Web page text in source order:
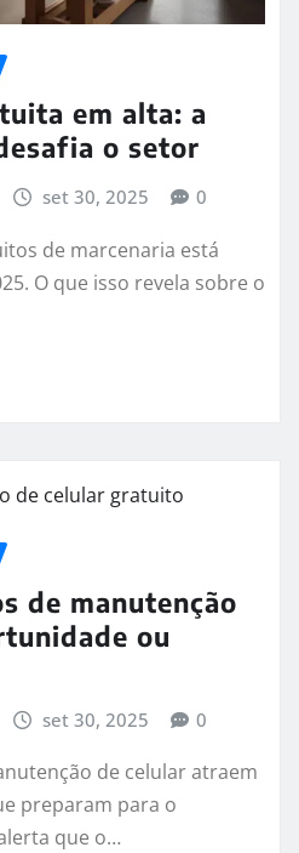
em alta: a
o setor
set 30, 2025 0
de marcenaria está
O que isso revela sobre o
de manutenção
ou
set 30, 2025 0
de celular atraem
preparam para o
que o…